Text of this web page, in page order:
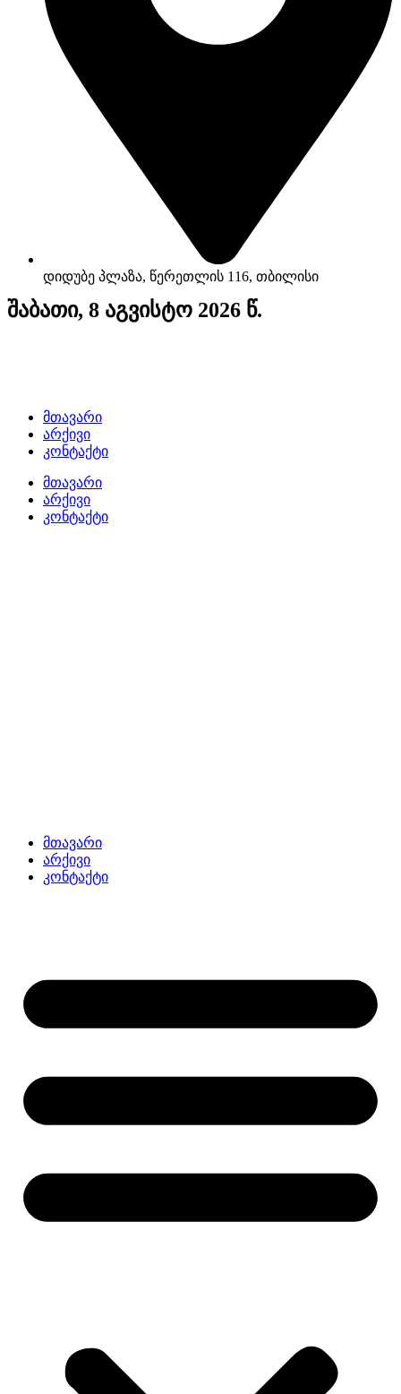
დიდუბე პლაზა, წერეთლის 116, თბილისი
შაბათი, 8 აგვისტო 2026 წ.
მთავარი
არქივი
კონტაქტი
მთავარი
არქივი
კონტაქტი
მთავარი
არქივი
კონტაქტი